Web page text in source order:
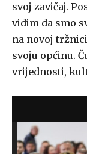
svoj zavičaj.
vidim da smo
na novoj
svoju općinu.
vrijednosti,